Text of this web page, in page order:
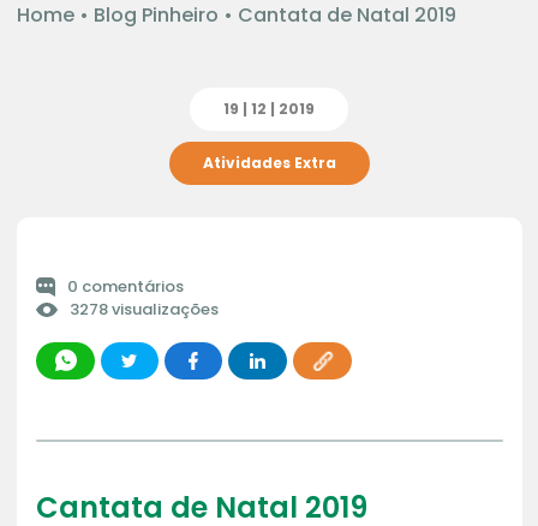
Home• Blog Pinheiro • Cantata de Natal 2019
19 | 12 | 2019
Atividades Extra
0 comentários
3278 visualizações
Cantata de Natal 2019